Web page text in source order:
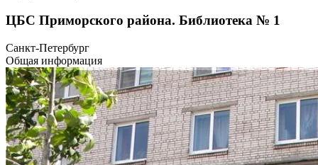
ЦБС Приморского района. Библиотека № 1
Санкт-Петербург
Общая информация